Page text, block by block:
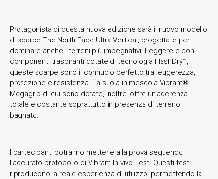
Protagonista di questa nuova edizione sarà il nuovo modello
di scarpe The North Face Ultra Vertical, progettate per
dominare anche i terreni più impegnativi. Leggere e con
componenti traspiranti dotate di tecnologia FlashDry™,
queste scarpe sono il connubio perfetto tra leggerezza,
protezione e resistenza. La suola in mescola Vibram®
Megagrip di cui sono dotate, inoltre, offre un’aderenza
totale e costante soprattutto in presenza di terreno
bagnato.
I partecipanti potranno metterle alla prova seguendo
l’accurato protocollo di Vibram In-vivo Test. Questi test
riproducono la reale esperienza di utilizzo, permettendo la